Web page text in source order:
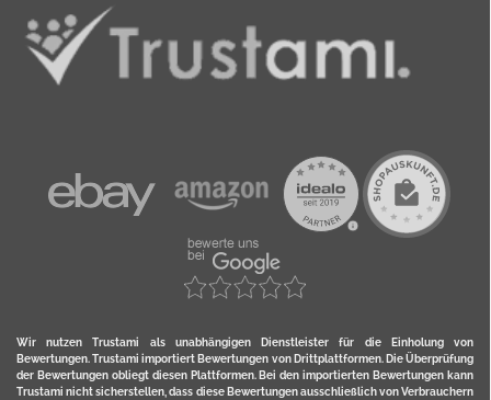
Wir nutzen Trustami als unabhängigen Dienstleister für die Einholung von
Bewertungen. Trustami importiert Bewertungen von Drittplattformen. Die Überprüfung
der Bewertungen obliegt diesen Plattformen. Bei den importierten Bewertungen kann
Trustami nicht sicherstellen, dass diese Bewertungen ausschließlich von Verbrauchern